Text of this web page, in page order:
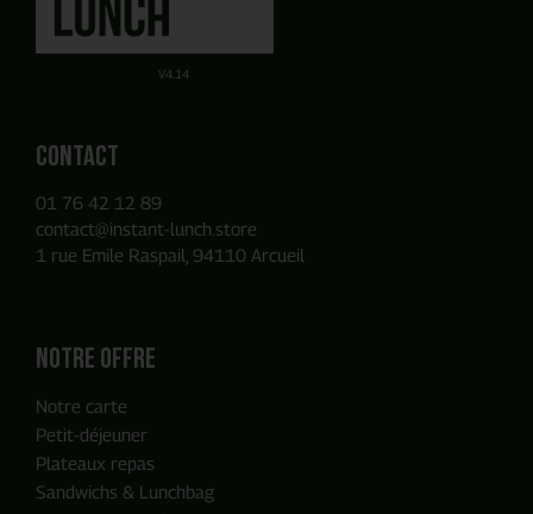
base des produits que vous avez ajouté à votre panier.
Ou utilisez notre Formulaire de contact
V4.14
Contact
01 76 42 12 89
contact@instant-lunch.store
1 rue Emile Raspail, 94110 Arcueil
Notre offre
Notre carte
Petit-déjeuner
Plateaux repas
Sandwichs & Lunchbag